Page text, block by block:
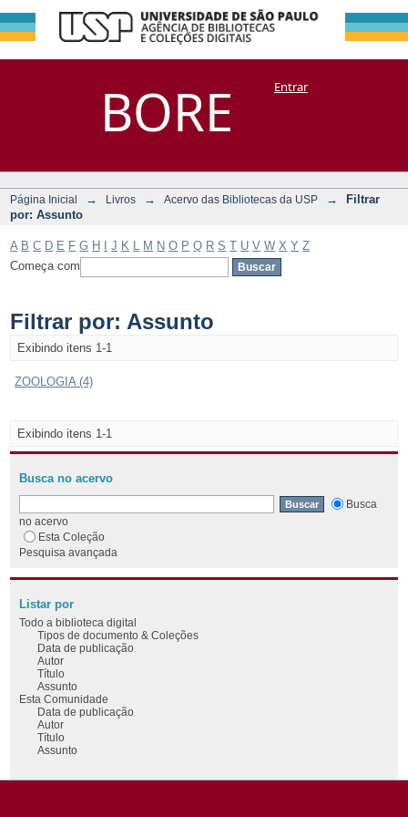
BORE
Filtrar por:
Assunto
DSpace/Manakin + CoriscoEntrar
Página Inicial → Livros → Acervo das Bibliotecas da USP →
Filtrar
por: Assunto
A B C D E F G H J K M N O P Q R S T U V W X Y Z
Começa com
Filtrar por: Assunto
Exibindo itens 1-1
ZOOLOGIA (4)
Exibindo itens 1-1
Busca no acervo
Busca
no acervo
Esta Coleção
Pesquisa avançada
Listar por
Todo a biblioteca digital
Tipos de documento & Coleções
Data de publicação
Autor
Título
Assunto
Esta Comunidade
Data de publicação
Autor
Título
Assunto